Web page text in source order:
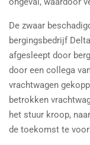
De zwaar
bergingsbedrijf
afgesleept door
door een collega
vrachtwagen
betrokken
het stuur kroop,
de toekomst te